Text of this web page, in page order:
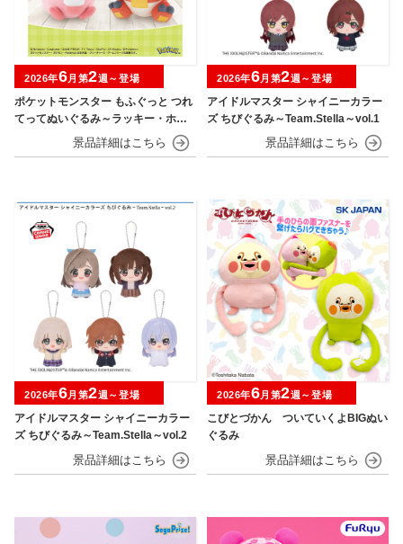
ポケットモンスター もふぐっと つれ
てってぬいぐるみ～ラッキー・ホゲ
2026年6月第2週～登場
アイドルマスター シャイニーカラー
ズ ちびぐるみ～Team.Stella～vol.1
2026年6月第2週～登場
アイドルマスター シャイニーカラー
ズ ちびぐるみ～Team.Stella～vol.2
2026年6月第2週～登場
こびとづかん ついていくよBIGぬい
ぐるみ
2026年6月第2週～登場